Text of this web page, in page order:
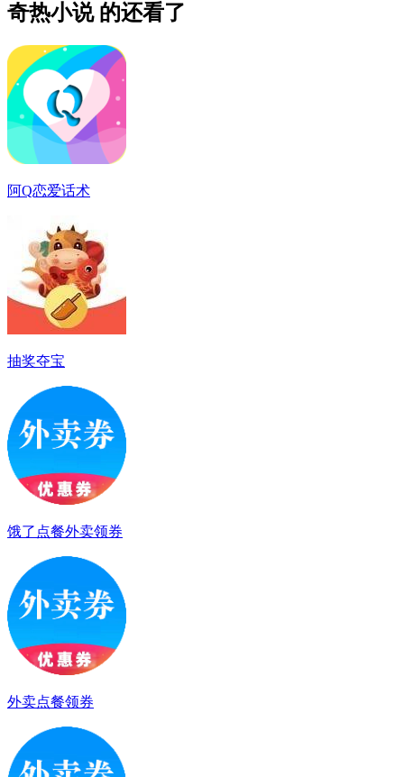
奇热小说 的还看了
阿Q恋爱话术
抽奖夺宝
饿了点餐外卖领券
外卖点餐领券